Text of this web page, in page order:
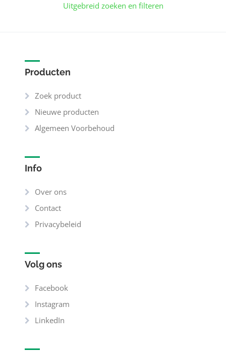
Uitgebreid zoeken en filteren
Producten
Zoek product
Nieuwe producten
Algemeen Voorbehoud
Info
Over ons
Contact
Privacybeleid
Volg ons
Facebook
Instagram
LinkedIn